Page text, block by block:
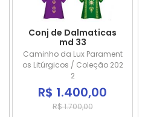
Conj de Dalmaticas
md 33
Caminho da Lux Parament
os Litúrgicos / Coleção 202
2
R$ 1.400,00
R$ 1.700,00